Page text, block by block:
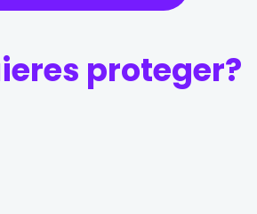
proteger?